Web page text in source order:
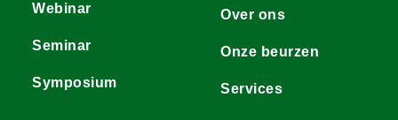
Webinar
Seminar
Symposium
Over ons
Onze beurzen
Services